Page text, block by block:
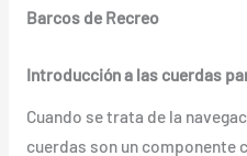
Barcos de Recreo
Introducción a las cuerdas
Cuando se trata de la
cuerdas son un componente